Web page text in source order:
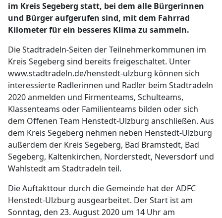
im Kreis Segeberg statt, bei dem alle Bürgerinnen
und Bürger aufgerufen sind, mit dem Fahrrad
Kilometer für ein besseres Klima zu sammeln.
Die Stadtradeln-Seiten der Teilnehmerkommunen im
Kreis Segeberg sind bereits freigeschaltet. Unter
www.stadtradeln.de/henstedt-ulzburg können sich
interessierte Radlerinnen und Radler beim Stadtradeln
2020 anmelden und Firmenteams, Schulteams,
Klassenteams oder Familienteams bilden oder sich
dem Offenen Team Henstedt-Ulzburg anschließen. Aus
dem Kreis Segeberg nehmen neben Henstedt-Ulzburg
außerdem der Kreis Segeberg, Bad Bramstedt, Bad
Segeberg, Kaltenkirchen, Norderstedt, Neversdorf und
Wahlstedt am Stadtradeln teil.
Die Auftakttour durch die Gemeinde hat der ADFC
Henstedt-Ulzburg ausgearbeitet. Der Start ist am
Sonntag, den 23. August 2020 um 14 Uhr am